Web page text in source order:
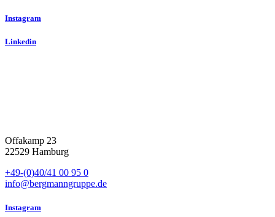
Instagram
Linkedin
Offakamp 23
22529 Hamburg
+49-(0)40/41 00 95 0
info@bergmanngruppe.de
Instagram